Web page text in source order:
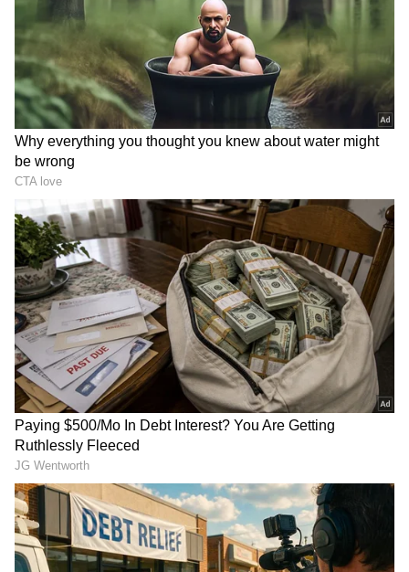
ಪ್ರಯೋಜನವನ್ನು ಪಡೆಯುತ್ತವೆ.
ಸಮಗ್ರ ಸುದ್ದಿ ಮೂಲವನ್ನಾಗಿ asianet suvarna news ಅನ್ನು
ಆಯ್ಕೆ ಮಾಡಿಕೊಳ್ಳಿ
2
5